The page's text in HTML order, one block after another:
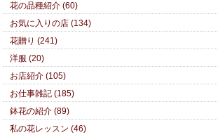
花の品種紹介 (60)
お気に入りの店 (134)
花贈り (241)
洋服 (20)
お店紹介 (105)
お仕事雑記 (185)
鉢花の紹介 (89)
私の花レッスン (46)